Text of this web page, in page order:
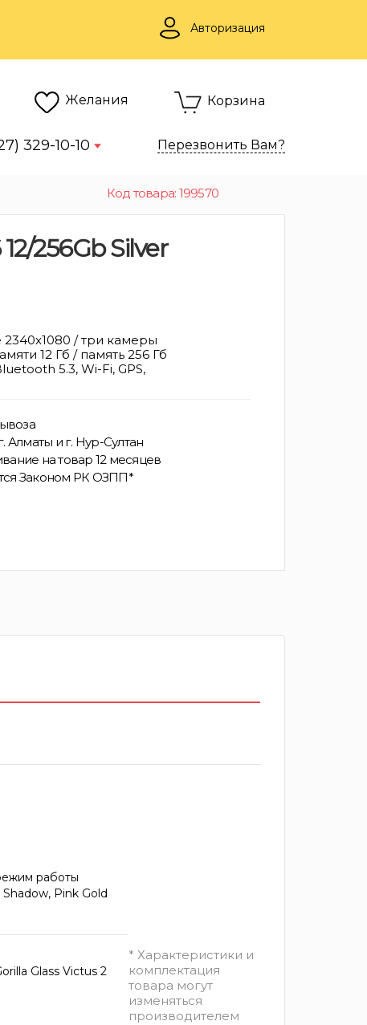
Авторизация
Желания Корзина
329-10-10 Перезвонить Вам?
Код товара: 199570
256Gb Silver
/ три камеры
12 Гб / память 256 Гб
5.3, Wi-Fi, GPS,
Алматы и г. Нур-Султан
на товар 12 месяцев
Законом РК ОЗПП*
работы
Pink Gold
Glass Victus 2
* Характеристики и
комплектация
товара могут
изменяться
производителем